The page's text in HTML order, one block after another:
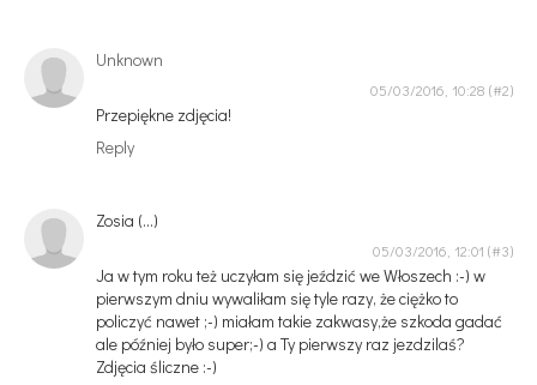
Unknown
05/03/2016, 10:28
Przepiękne zdjęcia!
Reply
Zosia (...)
05/03/2016, 12:01
Ja w tym roku też uczyłam się jeździć we Włoszech :-) w
pierwszym dniu wywaliłam się tyle razy, że ciężko to
policzyć nawet ;-) miałam takie zakwasy,że szkoda gadać
ale później było super;-) a Ty pierwszy raz jezdzilaś?
Zdjęcia śliczne :-)